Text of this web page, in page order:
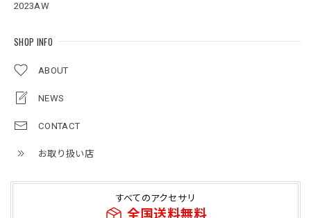
2023AW
SHOP INFO
ABOUT
NEWS
CONTACT
お取り扱い店
すべてのアクセサリ
全国送料無料